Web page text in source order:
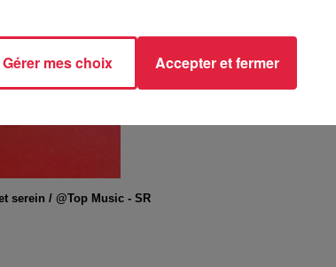
serein / @Top Music - SR
Gérer mes choix Accepter et fermer